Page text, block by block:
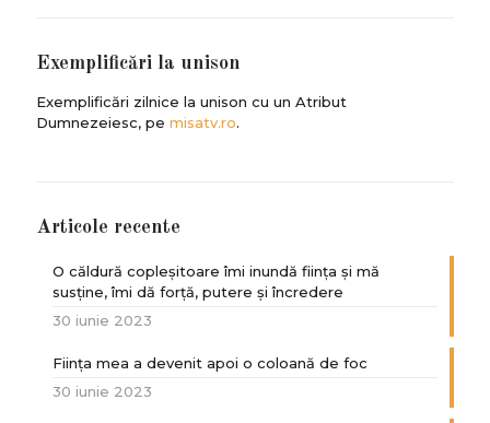
Exemplificări la unison
Exemplificări zilnice la unison cu un Atribut
Dumnezeiesc, pe misatv.ro.
Articole recente
O căldură copleșitoare îmi inundă ființa și mă
susține, îmi dă forță, putere și încredere
30 iunie 2023
Ființa mea a devenit apoi o coloană de foc
30 iunie 2023